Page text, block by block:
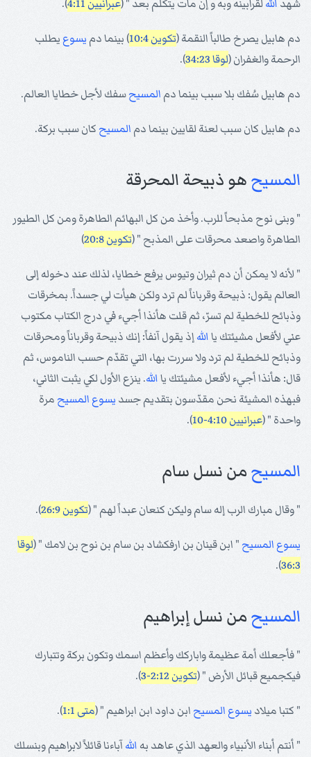
شهد الله لقرابينه وبه و إن مات يتكلم بعد " (عبرانيين 4:11 ).
دم هابيل يصرخ طالباً النقمة (تكوين 10:4 ) بينما دم يسوع يطلب
الرحمة والغفران (لوقا 34:23 ).
دم هابيل سُفك بلا سبب بينما دم المسيحسفك لأجل خطايا العالم.
دم هابيل كان سبب لعنة لقايين بينما دم المسيح كان سبب بركة.
المسيحهو ذبيحة المحرقة
" وبنى نوح مذبحاً للرب. وأخذ من كل البهائم الطاهرة ومن كل الطيور
الطاهرة واصعد محرقات على المذبح " (تكوين 20:8 )
" لأنه لا يمكن أن دم ثيران وتيوس يرفع خطايا، لذلك عند دخوله إلى
العالم يقول: ذبيحة وقرباناً لم ترد ولكن هيأت لي جسداً. بمخرقات
وذبائح للخطية لم تسرّ، ثم قلت هأنذا أجيء في درج الكتاب مكتوب
عني لأفعل مشيئتك يااللهإذ يقول آنفاً: إنك ذبيحة وقرباناً ومحرقات
وذبائح للخطية لم ترد ولا سررت بها، التي تقدّم حسب الناموس، ثم
قال: هأنذا أجيء لأفعل مشيئتك ياالله. ينزع الأول لكي يثبت الثاني،
فبهذه المشيئة نحن مقدّسون بتقديم جسد يسوع المسيح مرة
واحدة " (عبرانيين 4:10-10 ).
المسيحمن نسل سام
" وقال مبارك الرب إله سام وليكن كنعان عبداً لهم " (تكوين 26:9 ).
يسوع المسيح " ابن قينان بن ارفكشاد بن سام بن نوح بن لامك " (لوقا
36:3
).
المسيحمن نسل إبراهيم
" فأجعلك أمة عظيمة واباركك وأعظم اسمك وتكون بركة وتتبارك
فيكجميع قبائل الأرض " (تكوين 2:12-3 ).
" كتبا ميلاد يسوع المسيح ابن داود ابن ابراهيم " (متى 1:1 ).
" أنتم أبناء الأنبياء والعهد الذي عاهد به اللهآباءنا قائلاً لابراهيم وبنسلك